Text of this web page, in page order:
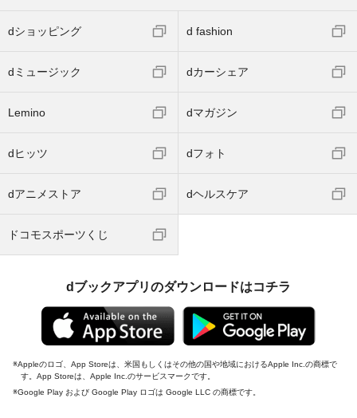
dショッピング d fashion
dミュージック dカーシェア
Lemino dマガジン
dヒッツ dフォト
dアニメストア dヘルスケア
ドコモスポーツくじ
dブックアプリのダウンロードはコチラ
Appleのロゴ、App Storeは、米国もしくはその他の国や地域におけるApple Inc.の商標で
す。App Storeは、Apple Inc.のサービスマークです。
Google Play および Google Play ロゴは Google LLC の商標です。